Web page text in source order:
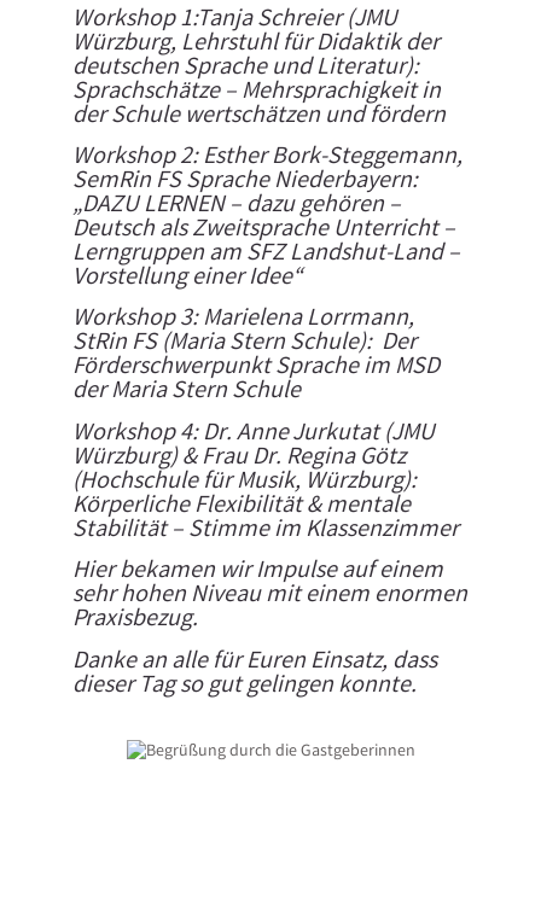
Workshop 1:Tanja Schreier (JMU
Würzburg, Lehrstuhl für Didaktik der
deutschen Sprache und Literatur):
Sprachschätze – Mehrsprachigkeit in
der Schule wertschätzen und fördern
Workshop 2: Esther Bork-Steggemann,
SemRin FS Sprache Niederbayern:
„DAZU LERNEN – dazu gehören –
Deutsch als Zweitsprache Unterricht –
Lerngruppen am SFZ Landshut-Land –
Vorstellung einer Idee“
Workshop 3: Marielena Lorrmann,
StRin FS (Maria Stern Schule): Der
Förderschwerpunkt Sprache im MSD
der Maria Stern Schule
Workshop 4: Dr. Anne Jurkutat (JMU
Würzburg) & Frau Dr. Regina Götz
(Hochschule für Musik, Würzburg):
Körperliche Flexibilität & mentale
Stabilität – Stimme im Klassenzimmer
Hier bekamen wir Impulse auf einem
sehr hohen Niveau mit einem enormen
Praxisbezug.
Danke an alle für Euren Einsatz, dass
dieser Tag so gut gelingen konnte.